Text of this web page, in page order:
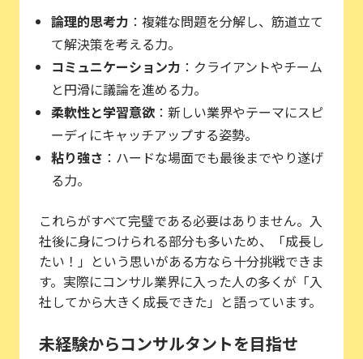
論理的思考力 ：複雑な問題を分解し、筋道立て
て解決策を考える力。
コミュニケーション力 ：クライアントやチーム
と円滑に議論を進める力。
柔軟性と学習意欲 ：新しい業界やテーマにスピ
ーディにキャッチアップする姿勢。
粘り強さ ：ハードな場面でも最後までやり遂げ
る力。
これらがすべて完璧である必要はありません。入
社後に身につけられる部分も多いため、「成長し
たい！」という思いがある方なら十分挑戦できま
す。実際にコンサル業界に入った人の多くが「入
社してから大きく成長できた」と語っています。
未経験からコンサルタントを目指せ